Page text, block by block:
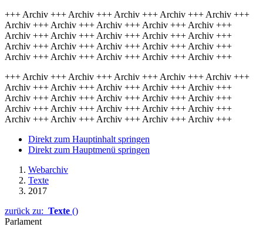
+++ Archiv +++ Archiv +++ Archiv +++ Archiv +++ Archiv +++
Archiv +++ Archiv +++ Archiv +++ Archiv +++ Archiv +++
Archiv +++ Archiv +++ Archiv +++ Archiv +++ Archiv +++
Archiv +++ Archiv +++ Archiv +++ Archiv +++ Archiv +++
Archiv +++ Archiv +++ Archiv +++ Archiv +++ Archiv +++
+++ Archiv +++ Archiv +++ Archiv +++ Archiv +++ Archiv +++
Archiv +++ Archiv +++ Archiv +++ Archiv +++ Archiv +++
Archiv +++ Archiv +++ Archiv +++ Archiv +++ Archiv +++
Archiv +++ Archiv +++ Archiv +++ Archiv +++ Archiv +++
Archiv +++ Archiv +++ Archiv +++ Archiv +++ Archiv +++
Direkt zum Hauptinhalt springen
Direkt zum Hauptmenü springen
Webarchiv
Texte
2017
zurück zu: Texte ()
Parlament